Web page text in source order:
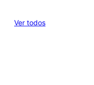
Ver todoslos